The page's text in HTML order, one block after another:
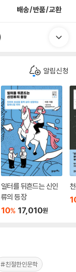
배송/반품/교환
알림신청
일터를 뒤흔드는 신인
류의 등장
10% 17,010원
#친절한인문학